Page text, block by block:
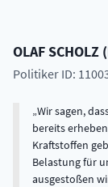
OLAFSCHOLZ (
Politiker ID:
Wir sagen,
bereits
Kraftstoffen
Belastung für
ausgestoßen